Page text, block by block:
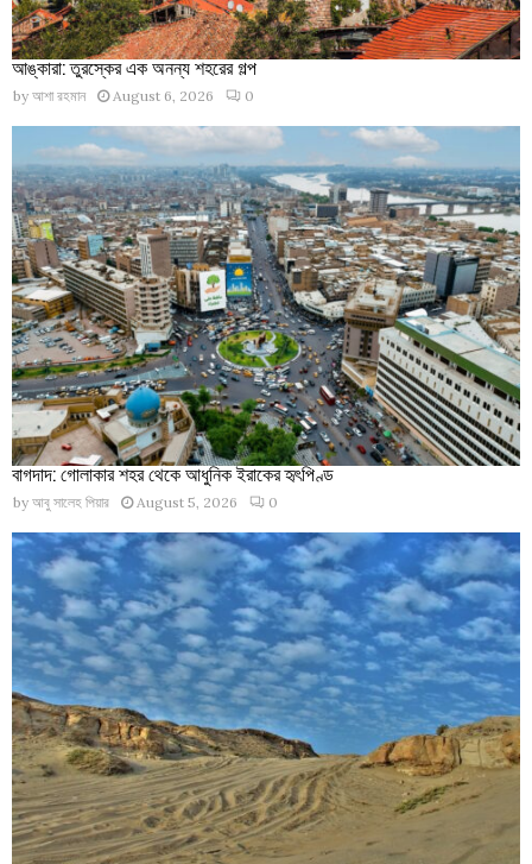
আঙ্কারা: তুরস্কের এক অনন্য শহরের গল্প
by আশা রহমান August 6, 2026 0
বাগদাদ: গোলাকার শহর থেকে আধুনিক ইরাকের হৃৎপিণ্ড
by আবু সালেহ পিয়ার August 5, 2026 0